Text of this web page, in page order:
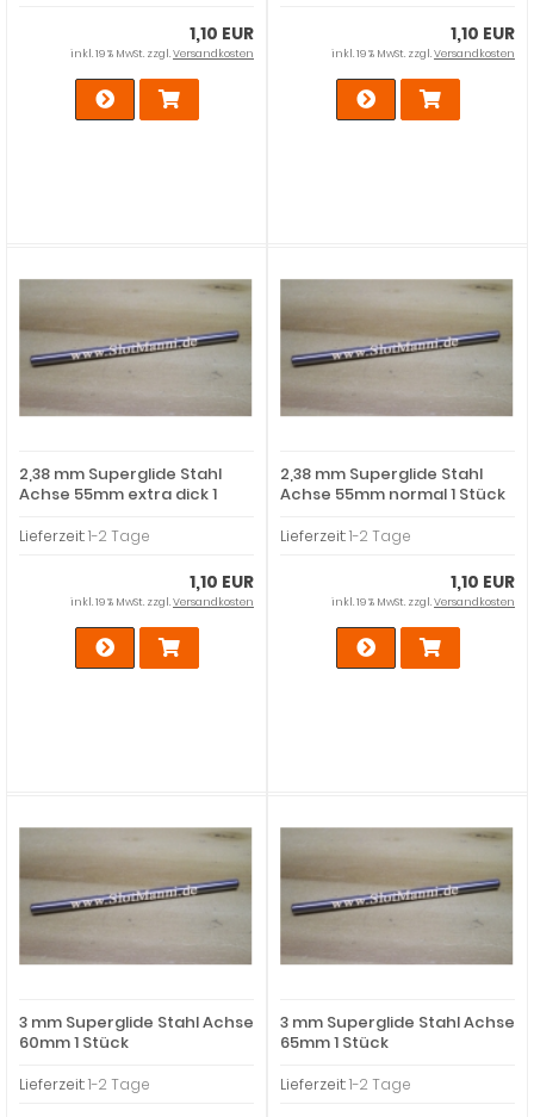
1,10 EUR
inkl. 19 % MwSt. zzgl.Versandkosten
1,10 EUR
inkl. 19 % MwSt. zzgl.Versandkosten
2,38 mm Superglide Stahl
Achse 55mm extra dick 1
Lieferzeit:1-2 Tage
1,10 EUR
inkl. 19 % MwSt. zzgl.Versandkosten
2,38 mm Superglide Stahl
Achse 55mm normal 1 Stück
Lieferzeit:1-2 Tage
1,10 EUR
inkl. 19 % MwSt. zzgl.Versandkosten
3 mm Superglide Stahl Achse
60mm 1 Stück
Lieferzeit:1-2 Tage
3 mm Superglide Stahl Achse
65mm 1 Stück
Lieferzeit:1-2 Tage